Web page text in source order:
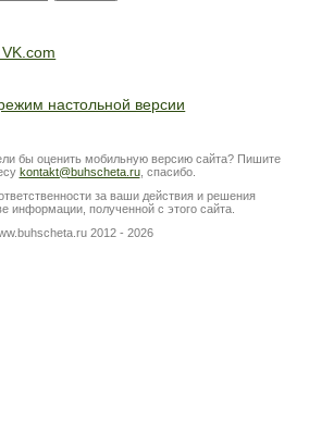
настольной версии
бы оценить мобильную версию сайта? Пишите
kontakt@buhscheta.ru, спасибо.
за ваши действия и решения
информации, полученной с этого сайта.
2012 - 2026